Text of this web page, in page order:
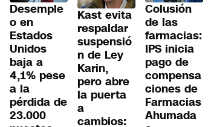
Desemple
o en
Estados
Unidos
baja a
4,1% pese
a la
pérdida de
23.000
Kast evita
respaldar
suspensió
n de Ley
Karin,
pero abre
la puerta
a
cambios:
Colusión
de las
farmacias:
IPS inicia
pago de
compensa
ciones de
Farmacias
Ahumada